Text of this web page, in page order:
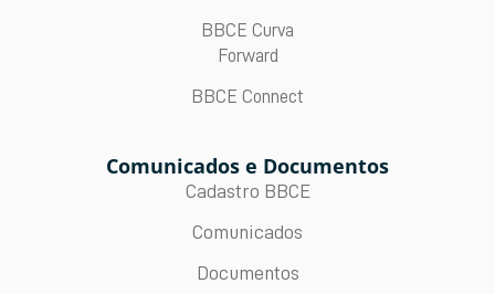
BBCE Curva
Forward
BBCE Connect
Comunicados e Documentos
Cadastro BBCE
Comunicados
Documentos